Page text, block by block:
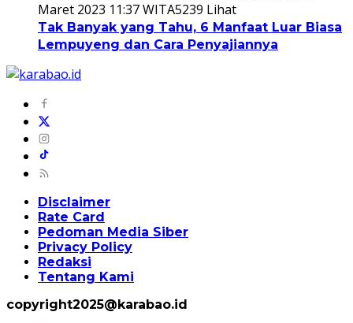
Maret 2023 11:37 WITA5239 Lihat
Tak Banyak yang Tahu, 6 Manfaat Luar Biasa
Lempuyeng dan Cara Penyajiannya
Disclaimer
Rate Card
Pedoman Media Siber
Privacy Policy
Redaksi
Tentang Kami
copyright2025@karabao.id